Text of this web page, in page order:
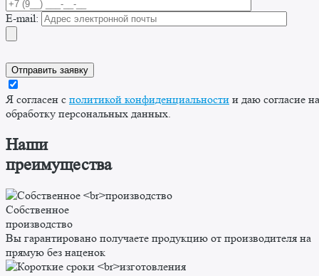
E-mail:
Я согласен с политикой конфиденциальности и даю согласие на
обработку персональных данных.
Наши
преимущества
Собственное
производство
Вы гарантировано получаете продукцию от производителя на
прямую без наценок